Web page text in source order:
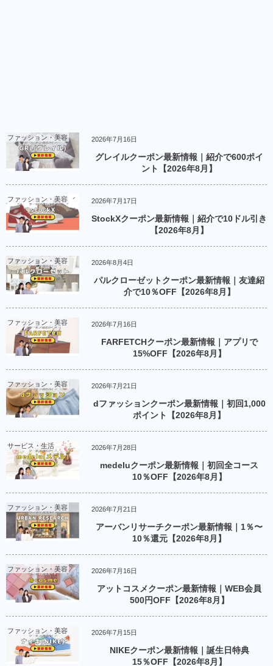
ファッション・美容 2026年7月16日
グレイルクーポン最新情報｜紹介で600ポイ
ント【2026年8月】
ファッション・美容 2026年7月17日
StockXクーポン最新情報｜紹介で10ドル引き
【2026年8月】
ファッション・美容 2026年8月4日
パルクローゼットクーポン最新情報｜友達紹
介で10％OFF【2026年8月】
ファッション・美容 2026年7月16日
FARFETCHクーポン最新情報｜アプリで
15%OFF【2026年8月】
ファッション・美容 2026年7月21日
dファッションクーポン最新情報｜初回1,000
ポイント【2026年8月】
サービス・生活 2026年7月28日
medeluクーポン最新情報｜初回全コース
10％OFF【2026年8月】
ファッション・美容 2026年7月21日
アーバンリサーチクーポン最新情報｜1％〜
10％還元【2026年8月】
ファッション・美容 2026年7月16日
アットコスメクーポン最新情報｜WEB会員
500円OFF【2026年8月】
ファッション・美容 2026年7月15日
NIKEクーポン最新情報｜誕生日特典
15％OFF【2026年8月】